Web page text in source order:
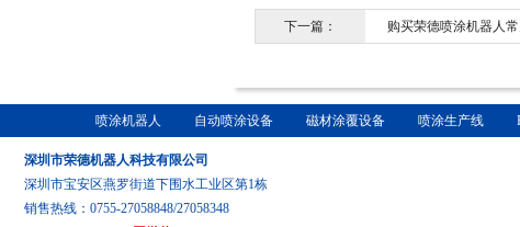
下一篇： 购买荣德喷涂机器人
喷涂机器人 自动喷涂设备 磁材涂覆设备 喷涂生产线
深圳市荣德机器人科技有限公司
深圳市宝安区燕罗街道下围水工业区第1栋
销售热线：0755-27058848/27058348